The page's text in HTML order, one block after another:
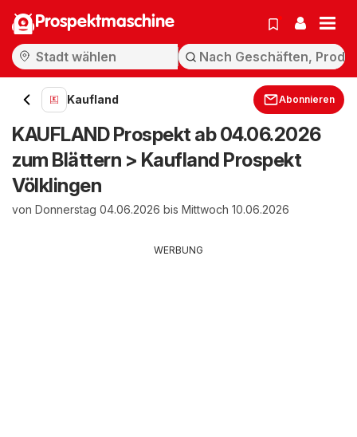
Prospektmaschine
Kaufland Abonnieren
KAUFLAND Prospekt ab 04.06.2026
zum Blättern > Kaufland Prospekt
Völklingen
von Donnerstag 04.06.2026 bis Mittwoch 10.06.2026
WERBUNG